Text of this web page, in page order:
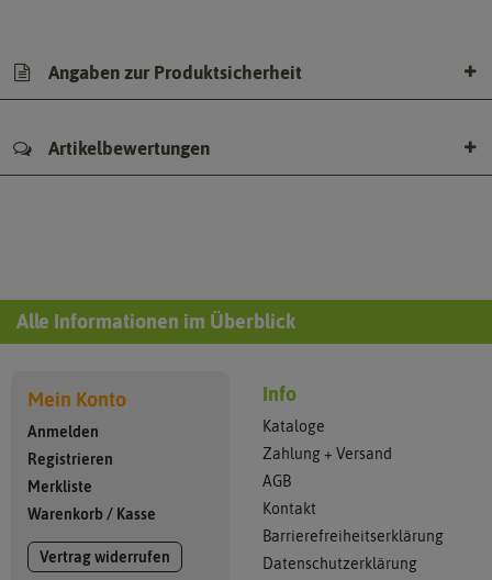
Angaben zur Produktsicherheit
Artikelbewertungen
Alle Informationen im Überblick
Mein Konto
Anmelden
Registrieren
Merkliste
Warenkorb / Kasse
Vertrag widerrufen
Info
Kataloge
Zahlung + Versand
AGB
Kontakt
Barrierefreiheitserklärung
Datenschutzerklärung